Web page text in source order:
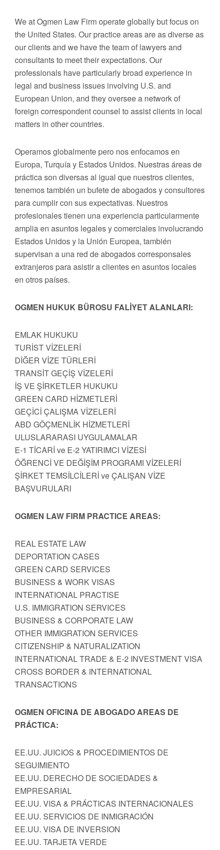
We at Ogmen Law Firm operate globally but focus on
the United States. Our practice areas are as diverse as
our clients and we have the team of lawyers and
consultants to meet their expectations. Our
professionals have particularly broad experience in
legal and business issues involving U.S. and
European Union, and they oversee a network of
foreign correspondent counsel to assist clients in local
matters in other countries.
Operamos globalmente pero nos enfocamos en
Europa, Turquía y Estados Unidos. Nuestras áreas de
práctica son diversas al igual que nuestros clientes,
tenemos también un bufete de abogados y consultores
para cumplir con sus expectativas. Nuestros
profesionales tienen una experiencia particularmente
amplia en asuntos legales y comerciales involucrando
Estados Unidos y la Unión Europea, también
supervisan a una red de abogados corresponsales
extranjeros para asistir a clientes en asuntos locales
en otros países.
OGMEN HUKUK BÜROSU FALİYET ALANLARI:
EMLAK HUKUKU
TURİST VİZELERİ
DİĞER VİZE TÜRLERİ
TRANSİT GEÇİŞ VİZELERİ
İŞ VE ŞİRKETLER HUKUKU
GREEN CARD HİZMETLERİ
GEÇİCİ ÇALIŞMA VİZELERİ
ABD GÖÇMENLİK HİZMETLERİ
ULUSLARARASI UYGULAMALAR
E-1 TİCARİ ve E-2 YATIRIMCI VİZESİ
ÖĞRENCİ VE DEĞİŞİM PROGRAMI VİZELERİ
ŞİRKET TEMSİLCİLERİ ve ÇALIŞAN VİZE
BAŞVURULARI
OGMEN LAW FIRM PRACTICE AREAS:
REAL ESTATE LAW
DEPORTATION CASES
GREEN CARD SERVICES
BUSINESS & WORK VISAS
INTERNATIONAL PRACTISE
U.S. IMMIGRATION SERVICES
BUSINESS & CORPORATE LAW
OTHER IMMIGRATION SERVICES
CITIZENSHIP & NATURALIZATION
INTERNATIONAL TRADE & E-2 INVESTMENT VISA
CROSS BORDER & INTERNATIONAL
TRANSACTIONS
OGMEN OFICINA DE ABOGADO AREAS DE
PRÁCTICA:
EE.UU. JUICIOS & PROCEDIMIENTOS DE
SEGUIMIENTO
EE.UU. DERECHO DE SOCIEDADES &
EMPRESARIAL
EE.UU. VISA & PRÁCTICAS INTERNACIONALES
EE.UU. SERVICIOS DE INMIGRACIÓN
EE.UU. VISA DE INVERSION
EE.UU. TARJETA VERDE